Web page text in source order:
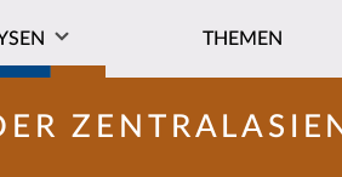
THEMEN